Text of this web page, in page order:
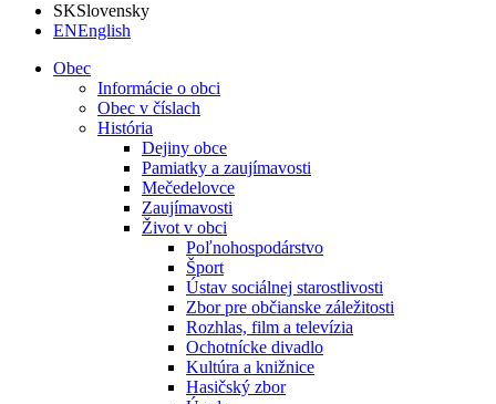
SKSlovensky
ENEnglish
Obec
Informácie o obci
Obec v číslach
História
Dejiny obce
Pamiatky a zaujímavosti
Mečedelovce
Zaujímavosti
Život v obci
Poľnohospodárstvo
Šport
Ústav sociálnej starostlivosti
Zbor pre občianske záležitosti
Rozhlas, film a televízia
Ochotnícke divadlo
Kultúra a knižnice
Hasičský zbor